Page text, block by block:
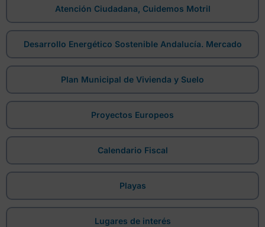
Atención Ciudadana, Cuidemos Motril
Desarrollo Energético Sostenible Andalucía. Mercado
Plan Municipal de Vivienda y Suelo
Proyectos Europeos
Calendario Fiscal
Playas
Lugares de interés